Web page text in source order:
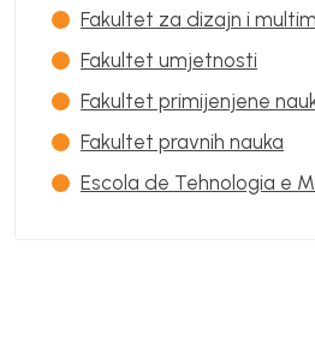
Fakultet za dizajn i
Fakultet umjetnosti
Fakultet primijenjene
Fakultet pravnih nauka
Escola de Tehnologia e